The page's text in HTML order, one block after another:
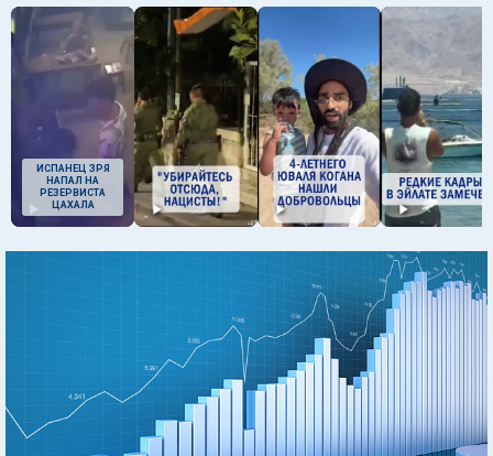
ИСПАНЕЦ ЗРЯ
НАПАЛ НА
РЕЗЕРВИСТА
ЦАХАЛА